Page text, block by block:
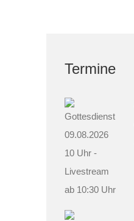
Termine